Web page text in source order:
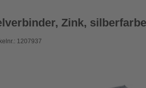
Zink,
1207937